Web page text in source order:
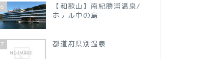
6
【和歌山】南紀勝浦温泉/
ホテル中の島
7 都道府県別温泉